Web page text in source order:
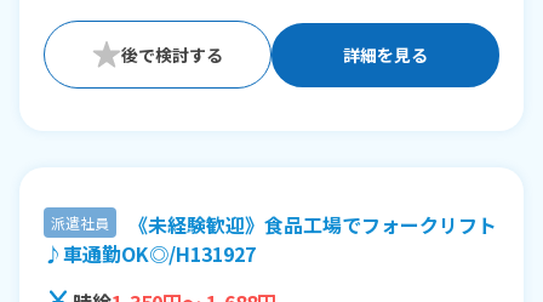
詳細を見る
派遣社員
《未経験歓迎》食品工場でフォークリフト
♪車通勤OK◎/H131927